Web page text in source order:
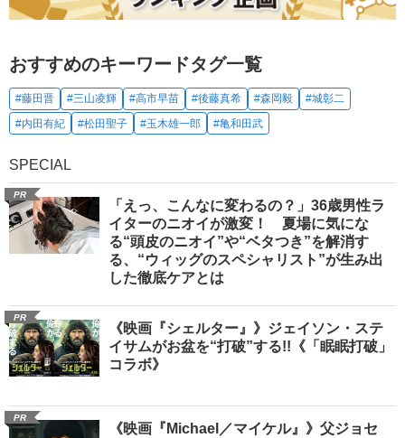
おすすめのキーワードタグ一覧
#藤田晋 #三山凌輝 #高市早苗 #後藤真希 #森岡毅
#城彰二
#内田有紀
#松田聖子 #玉木雄一郎 #亀和田武
SPECIAL
PR
「えっ、こんなに変わるの？」36歳男性ラ
イターのニオイが激変！ 夏場に気にな
る“頭皮のニオイ”や“ベタつき”を解消す
る、“ウィッグのスペシャリスト”が生み出
した徹底ケアとは
PR
《映画『シェルター』》ジェイソン・ステ
イサムがお盆を“打破”する!!《「眠眠打破」
コラボ》
PR
《映画『Michael／マイケル』》父ジョセ